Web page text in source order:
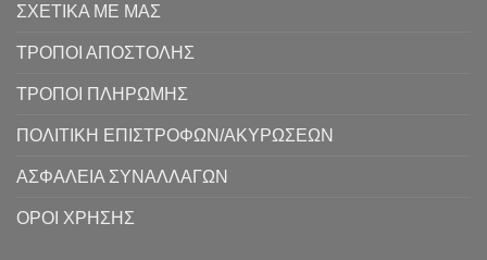
ΣΧΕΤΙΚΑ ΜΕ ΜΑΣ
ΤΡΟΠΟΙ ΑΠΟΣΤΟΛΗΣ
ΤΡΟΠΟΙ ΠΛΗΡΩΜΗΣ
ΠΟΛΙΤΙΚΗ ΕΠΙΣΤΡΟΦΩΝ/ΑΚΥΡΩΣΕΩΝ
ΑΣΦΑΛΕΙΑ ΣΥΝΑΛΛΑΓΩΝ
ΟΡΟΙ ΧΡΗΣΗΣ